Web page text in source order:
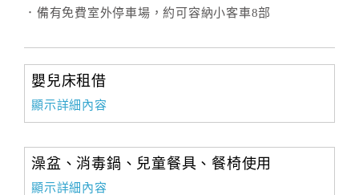
．備有免費室外停車場，約可容納小客車8部
嬰兒床租借
顯示詳細內容
澡盆、消毒鍋、兒童餐具、餐椅使用
顯示詳細內容